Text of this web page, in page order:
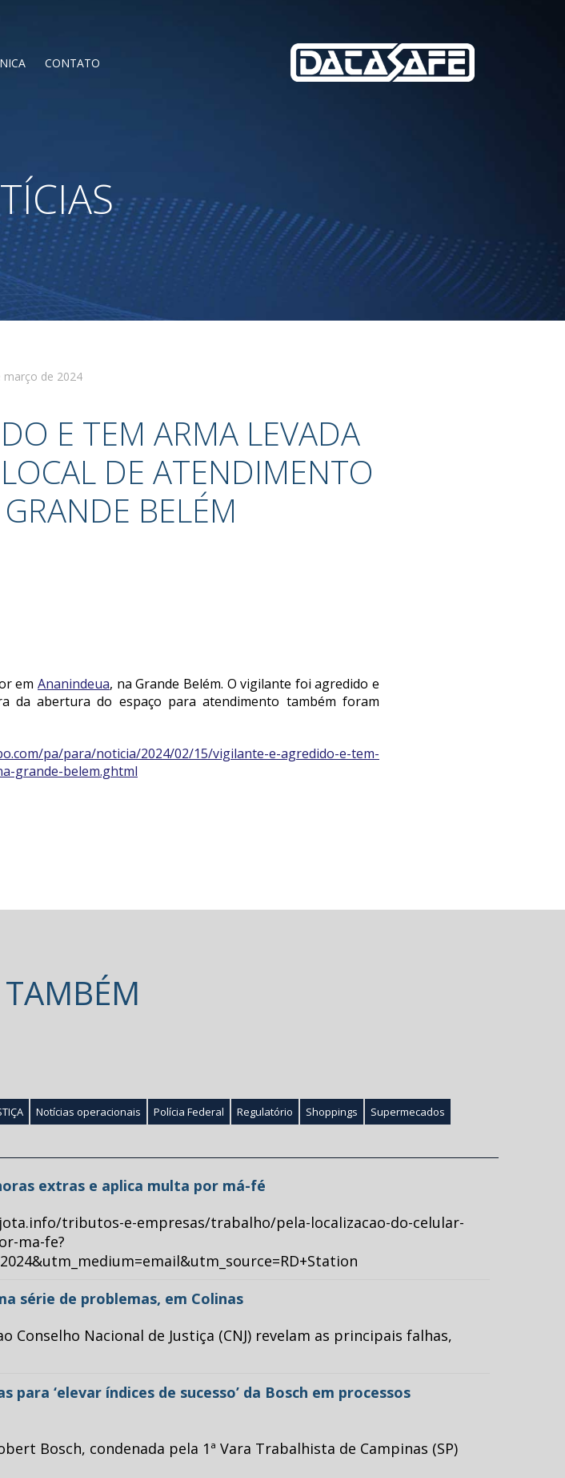
CONTATO
março de 2024
E TEM ARMA LEVADA
DE ATENDIMENTO
BELÉM
em Ananindeua, na Grande Belém. O vigilante foi agredido e
da abertura do espaço para atendimento também foram
pa/para/noticia/2024/02/15/vigilante-e-agredido-e-tem-
grande-belem.ghtml
TAMBÉM
Notícias operacionais Polícia Federal Regulatório Shoppings Supermecados
extras e aplica multa por má-fé
tributos-e-empresas/trabalho/pela-localizacao-do-celular-
ma-fe?
série de problemas, em Colinas
Nacional de Justiça (CNJ) revelam as principais falhas,
‘elevar índices de sucesso’ da Bosch em processos
Bosch, condenada pela 1ª Vara Trabalhista de Campinas (SP)